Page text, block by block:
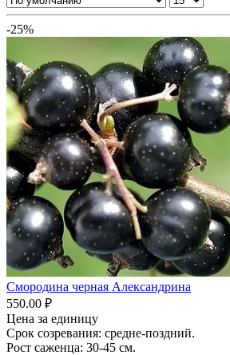
-25%
Смородина черная Александрина
550.00 ₽
Цена за единицу
Срок созревания: средне-поздний.
Рост саженца: 30-45 см.